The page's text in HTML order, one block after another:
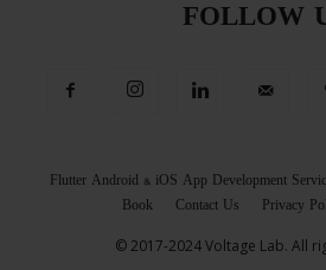
FOLLOW
Flutter Android & iOS App Development
Book
Contact Us Privacy
© 2017-2024 Voltage Lab. All